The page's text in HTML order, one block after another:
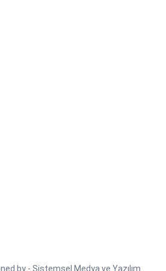
by - Sistemsel Medya ve Yazılım